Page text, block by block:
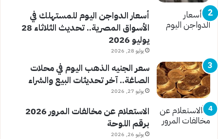
أسعار الدواجن اليوم للمستهلك في
الأسواق المصرية.. تحديث الثلاثاء 28
يوليو 2026
يوليو 28, 2026
سعر الجنيه الذهب اليوم في محلات
الصاغة.. آخر تحديثات البيع والشراء
يوليو 27, 2026
الاستعلام عن مخالفات المرور 2026
برقم اللوحة
يوليو 26, 2026